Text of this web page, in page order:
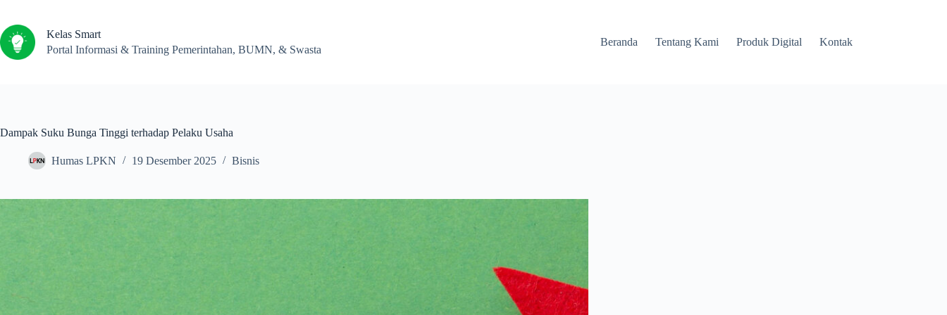
Kelas Smart
Portal Informasi & Training Pemerintahan, BUMN, & Swasta
Beranda Tentang Kami Produk Digital Kontak
Dampak Suku Bunga Tinggi terhadap Pelaku Usaha
Humas LPKN 19 Desember 2025 Bisnis